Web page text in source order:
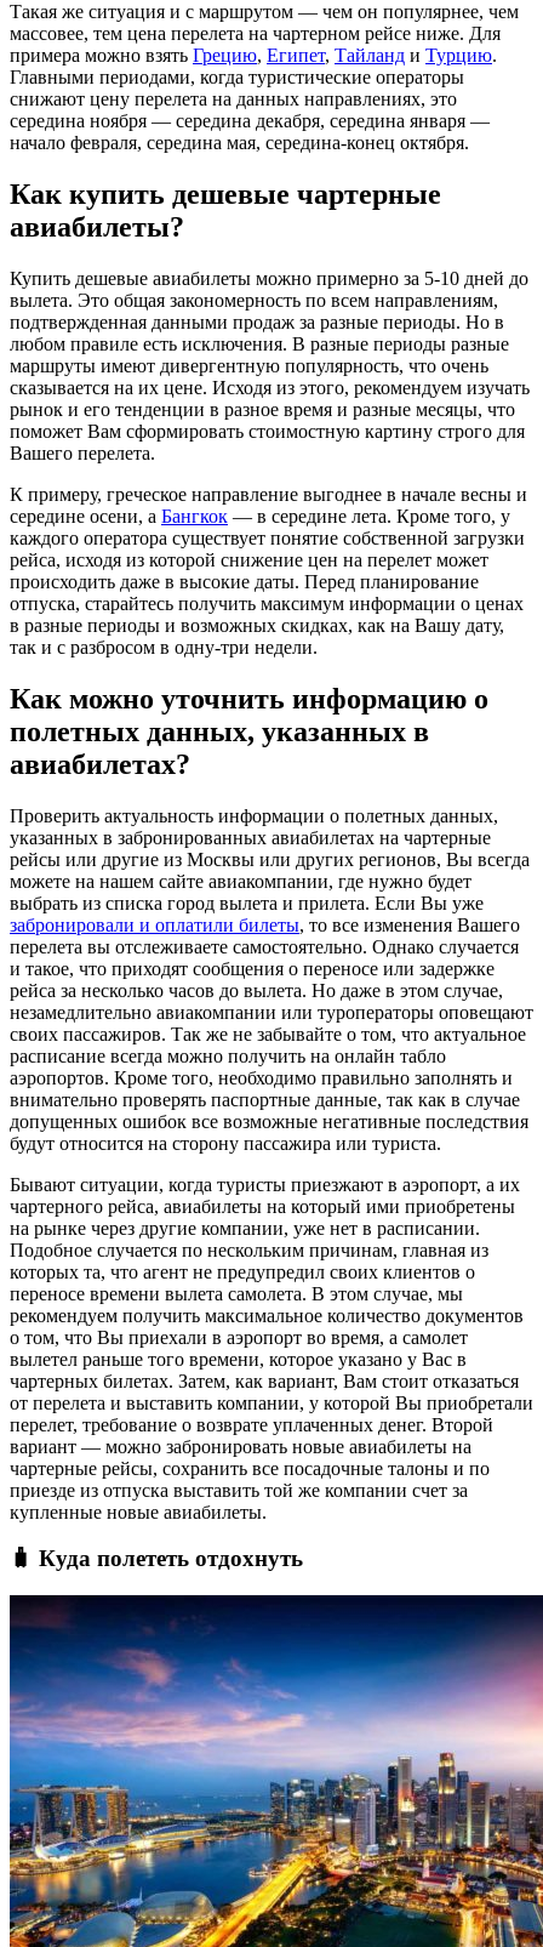
Такая же ситуация и с маршрутом — чем он популярнее, чем
массовее, тем цена перелета на чартерном рейсе ниже. Для
примера можно взять Грецию, Египет, Тайланд и Турцию.
Главными периодами, когда туристические операторы
снижают цену перелета на данных направлениях, это
середина ноября — середина декабря, середина января —
начало февраля, середина мая, середина-конец октября.
Как купить дешевые чартерные
авиабилеты?
Купить дешевые авиабилеты можно примерно за 5-10 дней до
вылета. Это общая закономерность по всем направлениям,
подтвержденная данными продаж за разные периоды. Но в
любом правиле есть исключения. В разные периоды разные
маршруты имеют дивергентную популярность, что очень
сказывается на их цене. Исходя из этого, рекомендуем изучать
рынок и его тенденции в разное время и разные месяцы, что
поможет Вам сформировать стоимостную картину строго для
Вашего перелета.
К примеру, греческое направление выгоднее в начале весны и
середине осени, а Бангкок — в середине лета. Кроме того, у
каждого оператора существует понятие собственной загрузки
рейса, исходя из которой снижение цен на перелет может
происходить даже в высокие даты. Перед планирование
отпуска, старайтесь получить максимум информации о ценах
в разные периоды и возможных скидках, как на Вашу дату,
так и с разбросом в одну-три недели.
Как можно уточнить информацию о
полетных данных, указанных в
авиабилетах?
Проверить актуальность информации о полетных данных,
указанных в забронированных авиабилетах на чартерные
рейсы или другие из Москвы или других регионов, Вы всегда
можете на нашем сайте авиакомпании, где нужно будет
выбрать из списка город вылета и прилета. Если Вы уже
забронировали и оплатили билеты, то все изменения Вашего
перелета вы отслеживаете самостоятельно. Однако случается
и такое, что приходят сообщения о переносе или задержке
рейса за несколько часов до вылета. Но даже в этом случае,
незамедлительно авиакомпании или туроператоры оповещают
своих пассажиров. Так же не забывайте о том, что актуальное
расписание всегда можно получить на онлайн табло
аэропортов. Кроме того, необходимо правильно заполнять и
внимательно проверять паспортные данные, так как в случае
допущенных ошибок все возможные негативные последствия
будут относится на сторону пассажира или туриста.
Бывают ситуации, когда туристы приезжают в аэропорт, а их
чартерного рейса, авиабилеты на который ими приобретены
на рынке через другие компании, уже нет в расписании.
Подобное случается по нескольким причинам, главная из
которых та, что агент не предупредил своих клиентов о
переносе времени вылета самолета. В этом случае, мы
рекомендуем получить максимальное количество документов
о том, что Вы приехали в аэропорт во время, а самолет
вылетел раньше того времени, которое указано у Вас в
чартерных билетах. Затем, как вариант, Вам стоит отказаться
от перелета и выставить компании, у которой Вы приобретали
перелет, требование о возврате уплаченных денег. Второй
вариант — можно забронировать новые авиабилеты на
чартерные рейсы, сохранить все посадочные талоны и по
приезде из отпуска выставить той же компании счет за
купленные новые авиабилеты.
🧳 Куда полететь отдохнуть